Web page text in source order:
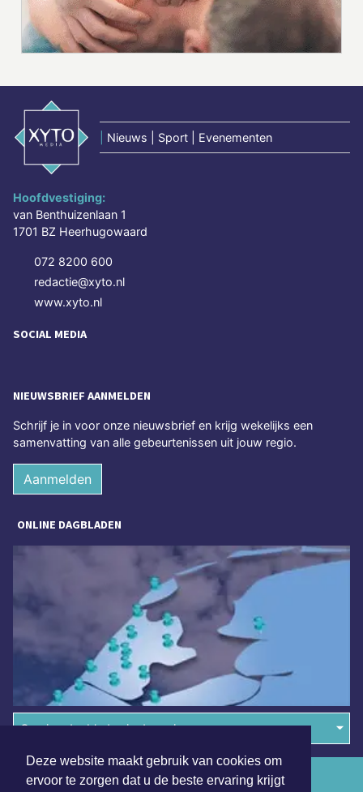
Deze website maakt gebruik van cookies om
ervoor te zorgen dat u de beste ervaring krijgt
Nieuws | Sport | Evenementen
Hoofdvestiging:
van Benthuizenlaan 1
1701 BZ Heerhugowaard
072 8200 600
redactie@xyto.nl
www.xyto.nl
SOCIAL MEDIA
NIEUWSBRIEF AANMELDEN
Schrijf je in voor onze nieuwsbrief en krijg wekelijks een
samenvatting van alle gebeurtenissen uit jouw regio.
Aanmelden
ONLINE DAGBLADEN
Overige dagbladen in de regio
Algemene voorwaarden